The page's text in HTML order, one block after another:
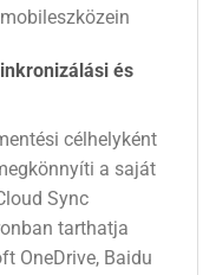
és
célhelyként
a saját
Sync
tarthatja
OneDrive, Baidu